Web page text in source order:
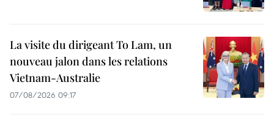
La visite du dirigeant To Lam, un
nouveau jalon dans les relations
Vietnam-Australie
07/08/2026 09:17